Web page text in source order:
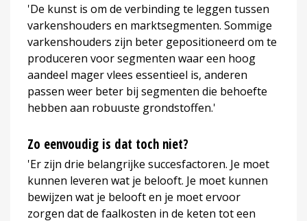
'De kunst is om de verbinding te leggen tussen
varkenshouders en marktsegmenten. Sommige
varkenshouders zijn beter gepositioneerd om te
produceren voor segmenten waar een hoog
aandeel mager vlees essentieel is, anderen
passen weer beter bij segmenten die behoefte
hebben aan robuuste grondstoffen.'
Zo eenvoudig is dat toch niet?
'Er zijn drie belangrijke succesfactoren. Je moet
kunnen leveren wat je belooft. Je moet kunnen
bewijzen wat je belooft en je moet ervoor
zorgen dat de faalkosten in de keten tot een